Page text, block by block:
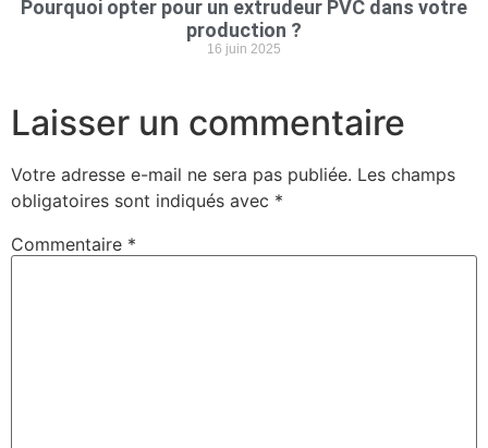
Pourquoi opter pour un extrudeur PVC dans votre
production ?
16 juin 2025
Laisser un commentaire
Votre adresse e-mail ne sera pas publiée. Les champs
obligatoires sont indiqués avec *
Commentaire *